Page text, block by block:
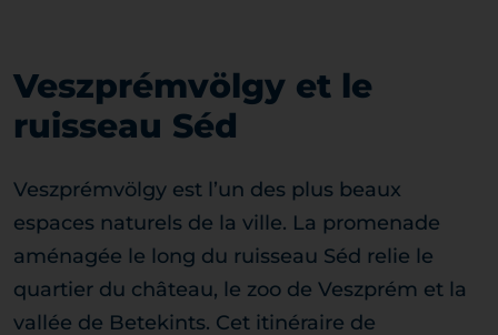
Veszprémvölgy et le
ruisseau Séd
Veszprémvölgy est l’un des plus beaux
espaces naturels de la ville. La promenade
aménagée le long du ruisseau Séd relie le
quartier du château, le zoo de Veszprém et la
vallée de Betekints. Cet itinéraire de